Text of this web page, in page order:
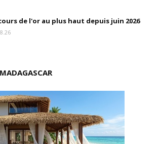
de l'or au plus haut depuis juin 2026